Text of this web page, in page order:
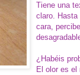
Tiene una
claro.
cara,
¿Habéis
El olor es el